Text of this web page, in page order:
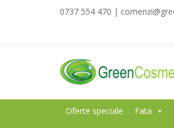
0737 554 470 |
Oferte speciale Fata